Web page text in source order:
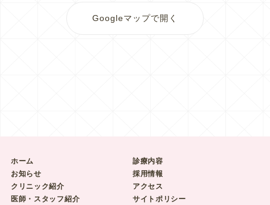
Googleマップで開く
ホーム
お知らせ
クリニック紹介
医師・スタッフ紹介
診療内容
採用情報
アクセス
サイトポリシー